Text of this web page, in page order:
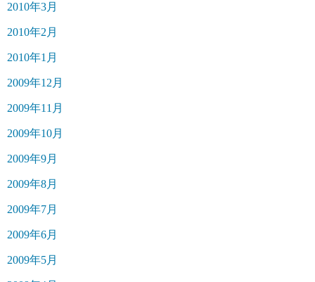
2010年3月
2010年2月
2010年1月
2009年12月
2009年11月
2009年10月
2009年9月
2009年8月
2009年7月
2009年6月
2009年5月